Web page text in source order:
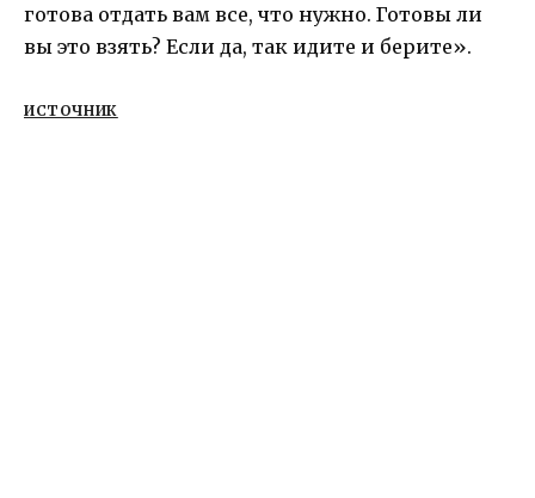
готова отдать вам все, что нужно. Готовы ли
вы это взять? Если да, так идите и берите».
ИСТОЧНИК